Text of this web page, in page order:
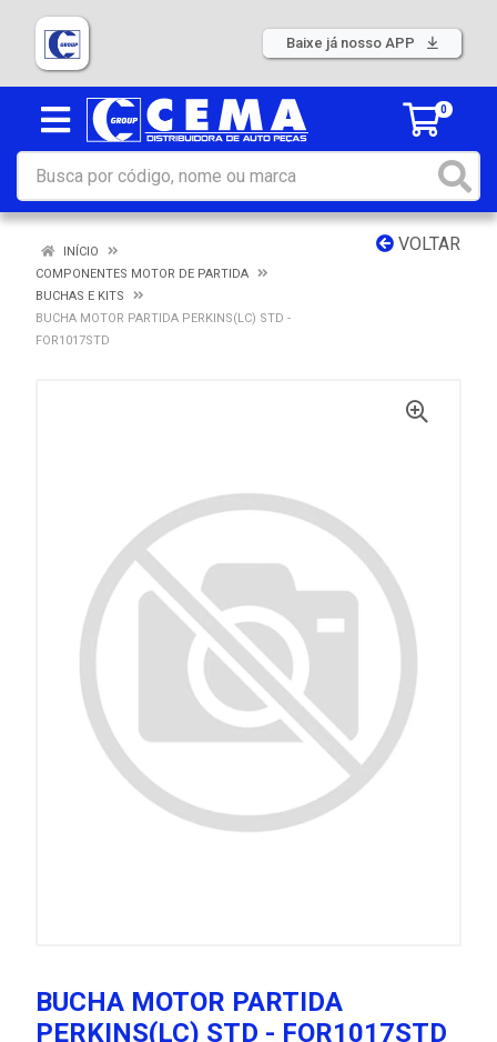
Baixe já nosso APP
0
VOLTAR
INÍCIO
COMPONENTES MOTOR DE PARTIDA
BUCHAS E KITS
BUCHA MOTOR PARTIDA PERKINS(LC) STD -
FOR1017STD
BUCHA MOTOR PARTIDA
PERKINS(LC) STD - FOR1017STD